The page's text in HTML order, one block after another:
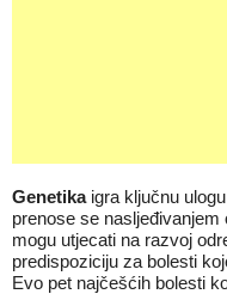
Genetika igra ključnu
prenose se
mogu utjecati na razvoj
predispoziciju za bolesti
Evo pet najčešćih bolesti